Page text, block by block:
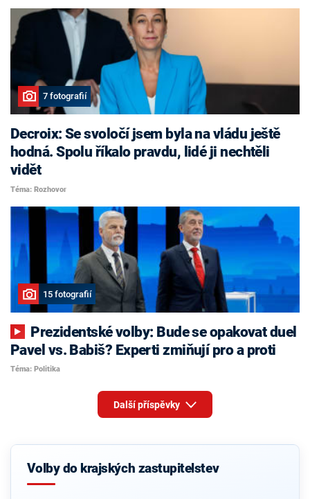
7 fotografií
Decroix: Se svoločí jsem byla na vládu ještě
hodná. Spolu říkalo pravdu, lidé ji nechtěli
vidět
Téma: Rozhovor
15 fotografií
Pavel vs. Babiš? Experti zmiňují pro a proti
Téma: Politika
Další příspěvky
Volby do krajských zastupitelstev